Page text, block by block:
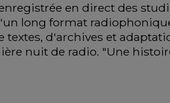
en direct des
long format
textes, d'archives et
nuit de radio. "Une